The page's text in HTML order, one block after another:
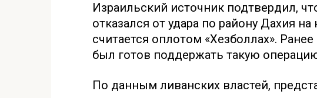
Израильский источник подтвердил,
отказался от удара по району Дахия
считается оплотом «Хезболлах».
был готов поддержать такую
По данным ливанских властей,